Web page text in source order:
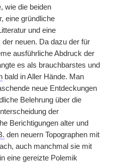
wie die beiden
eine gründliche
und eine
neuen. Da dazu der für
ausführliche Abdruck der
es als brauchbarstes und
bald in Aller Hände. Man
neue Entdeckungen
Belehrung über die
der
Berichtigungen alter und
den neuern Topographen mit
auch manchmal sie mit
eine gereizte Polemik